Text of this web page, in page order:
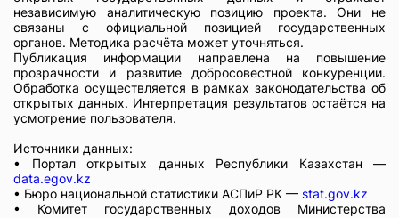
независимую аналитическую позицию проекта. Они не
связаны с официальной позицией государственных
органов. Методика расчёта может уточняться.
Публикация информации направлена на повышение
прозрачности и развитие добросовестной конкуренции.
Обработка осуществляется в рамках законодательства об
открытых данных. Интерпретация результатов остаётся на
усмотрение пользователя.
Источники данных:
• Портал открытых данных Республики Казахстан —
data.egov.kz
• Бюро национальной статистики АСПиР РК — stat.gov.kz
• Комитет государственных доходов Министерства